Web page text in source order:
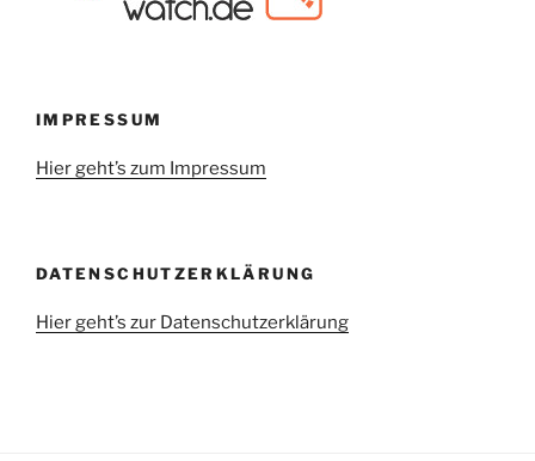
IMPRESSUM
Hier geht’s zum Impressum
DATENSCHUTZERKLÄRUNG
Hier geht’s zur Datenschutzerklärung